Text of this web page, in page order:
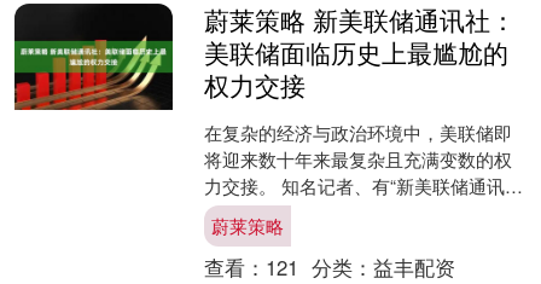
蔚莱策略 新美联储通讯社：
美联储面临历史上最尴尬的
权力交接
在复杂的经济与政治环境中，美联储即
将迎来数十年来最复杂且充满变数的权
力交接。 知名记者、有“新美联储通讯
社”之称的Nick Timiraos最新撰文指出，
特朗普....
蔚莱策略
查看： 121 分类： 益丰配资